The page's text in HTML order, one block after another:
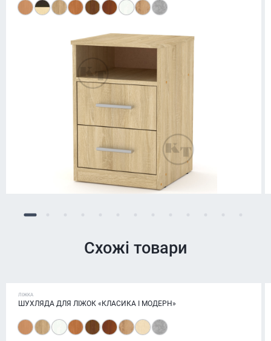
Схожі товари
ЛІЖКА
ШУХЛЯДА ДЛЯ ЛІЖОК «КЛАСИКА І МОДЕРН»